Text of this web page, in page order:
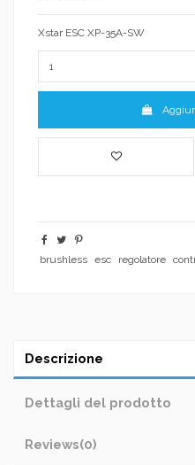
Xstar ESC XP-35A-SW
brushless esc regolatore
Descrizione
Dettagli del prodotto
Reviews(0)